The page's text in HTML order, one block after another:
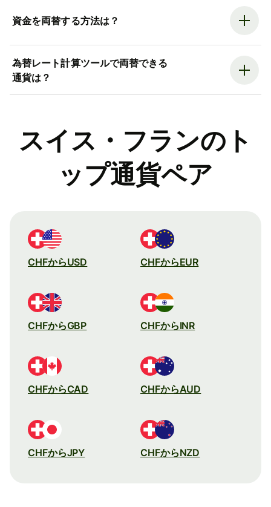
資金を両替する方法は？
為替レート計算ツールで両替できる
通貨は？
スイス・フランのト
ップ通貨ペア
CHFからUSD CHFからEUR
CHFからGBP CHFからINR
CHFからCAD CHFからAUD
CHFからJPY CHFからNZD